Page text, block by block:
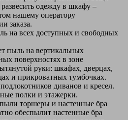
одежду в шкафу –
нашему оператору
заказа.
на всех доступных и свободных
пыль на вертикальных
поверхностях в зоне
руки: шкафах, дверцах,
и прикроватных тумбочках.
диванов и кресел.
полки и этажерки.
торшеры и настенные бра
обеспылит настенные бра